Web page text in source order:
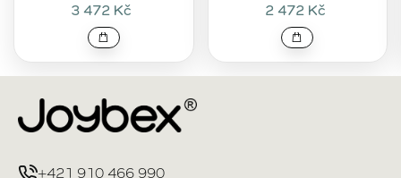
3 472 Kč 2 472 Kč
+421 910 466 990